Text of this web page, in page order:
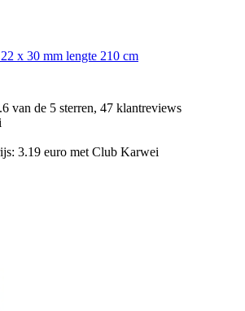
x 30 mm lengte 210 cm
van de 5 sterren, 47 klantreviews
3.19 euro met Club Karwei